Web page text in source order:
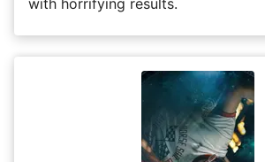
with horrifying results.